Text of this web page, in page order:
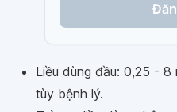
Liều dùng đầu: 0,25 -
tùy bệnh lý.